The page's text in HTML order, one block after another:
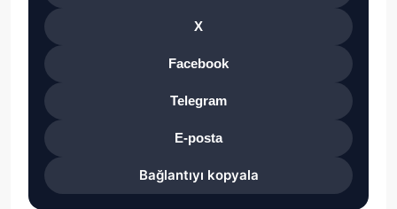
X
Facebook
Telegram
E-posta
Bağlantıyı kopyala